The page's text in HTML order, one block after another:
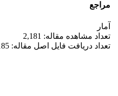
مراجع
آمار
تعداد مشاهده مقاله: 2,181
تعداد دریافت فایل اصل مقاله: 1,185